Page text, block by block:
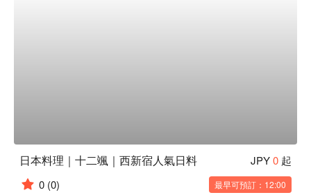
日本料理｜十二颯｜西新宿人氣日料 JPY0 起
0 (0) 最早可預訂：12:00